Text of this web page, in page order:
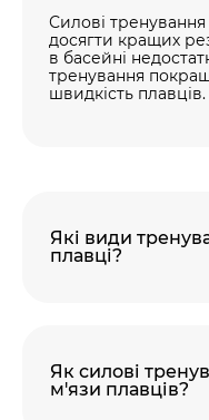
Силові
досягти кращих
в басейні
тренування
швидкість плавців.
Які види
плавці?
Як силові
м'язи плавців?